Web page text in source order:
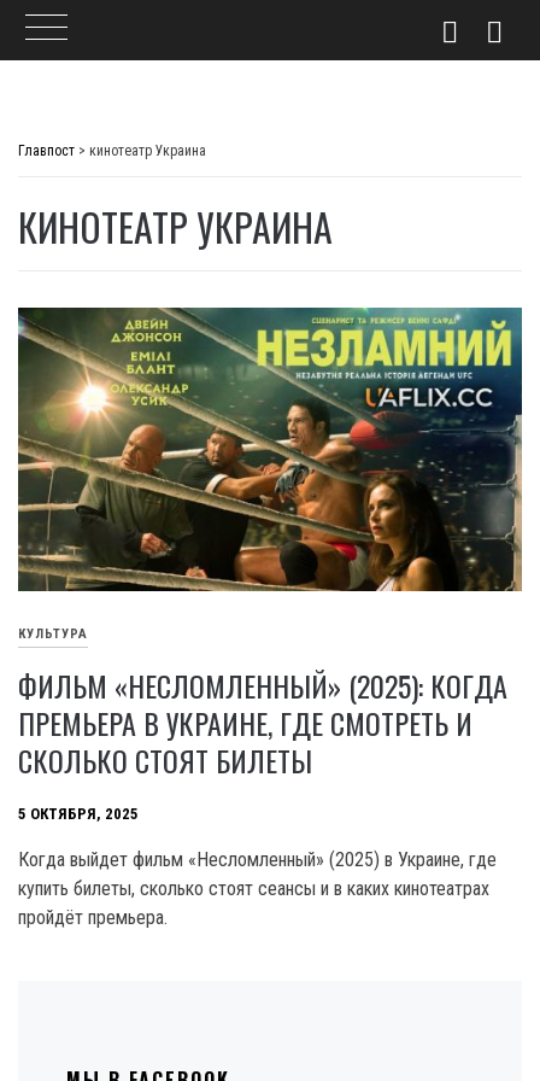
Главпост > кинотеатр Украина
КИНОТЕАТР УКРАИНА
КУЛЬТУРА
ФИЛЬМ «НЕСЛОМЛЕННЫЙ» (2025): КОГДА
ПРЕМЬЕРА В УКРАИНЕ, ГДЕ СМОТРЕТЬ И
СКОЛЬКО СТОЯТ БИЛЕТЫ
5 ОКТЯБРЯ, 2025
Когда выйдет фильм «Несломленный» (2025) в Украине, где
купить билеты, сколько стоят сеансы и в каких кинотеатрах
пройдёт премьера.